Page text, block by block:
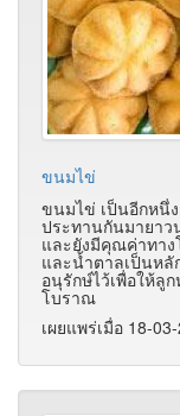
ขนมไข่
ขนมไข่ เป็นอีกหนึ่
ประทานกันมายาว
และยังมีคุณค่าทาง
และน้ำตาลเป็นห
อนุรักษ์ไว้เพื่อให้ลู
โบราณ
เผยแพร่เมื่อ 18-